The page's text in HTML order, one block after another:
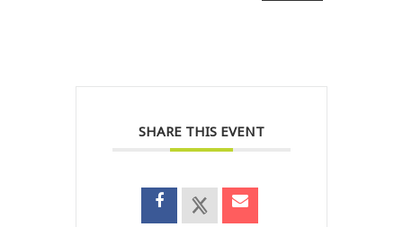
SHARE THIS EVENT